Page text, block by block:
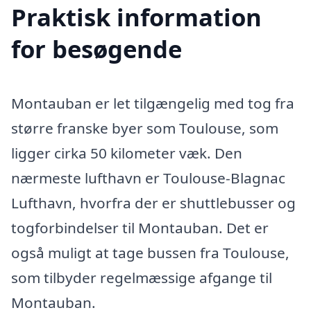
Praktisk information
for besøgende
Montauban er let tilgængelig med tog fra
større franske byer som Toulouse, som
ligger cirka 50 kilometer væk. Den
nærmeste lufthavn er Toulouse-Blagnac
Lufthavn, hvorfra der er shuttlebusser og
togforbindelser til Montauban. Det er
også muligt at tage bussen fra Toulouse,
som tilbyder regelmæssige afgange til
Montauban.